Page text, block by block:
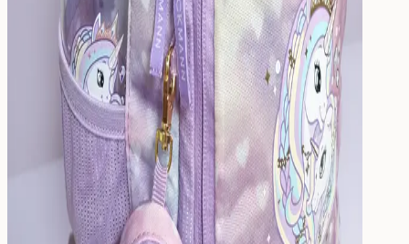
Trinken
Essen & Trinken
Brotdose
Trinkflasche
Kinderflasche
Ersatzteile